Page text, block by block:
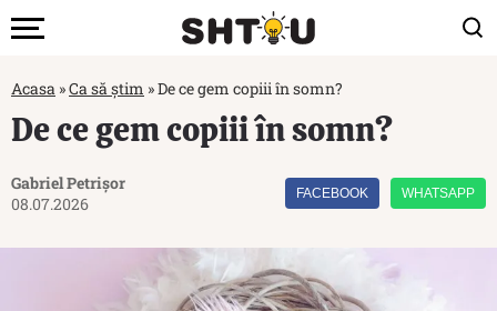
Acasa »Ca să știm »De ce gem copiii în somn?
De ce gem copiii în somn?
Gabriel Petrișor
08.07.2026
FACEBOOK WHATSAPP